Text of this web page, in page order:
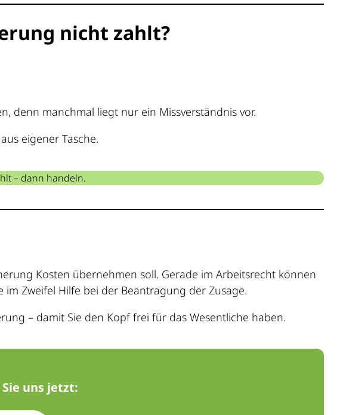
nicht zahlt?
denn manchmal liegt nur ein Missverständnis vor.
eigener Tasche.
– dann handeln.
Kosten übernehmen soll. Gerade im Arbeitsrecht können
Zweifel Hilfe bei der Beantragung der Zusage.
– damit Sie den Kopf frei für das Wesentliche haben.
uns jetzt: